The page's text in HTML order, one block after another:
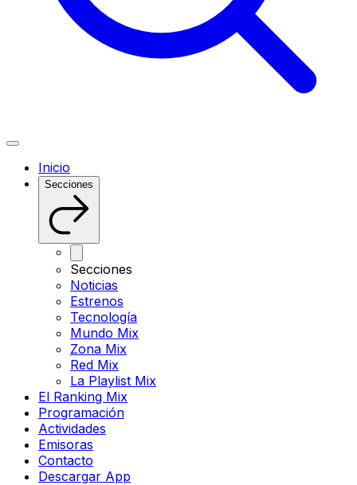
Inicio
Secciones
Secciones
Noticias
Estrenos
Tecnología
Mundo Mix
Zona Mix
Red Mix
La Playlist Mix
El Ranking Mix
Programación
Actividades
Emisoras
Contacto
Descargar App